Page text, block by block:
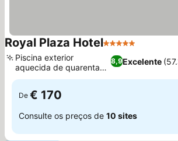
Royal Plaza Hotel5 Estrelas
8,9Excelente
Piscina exterior
aquecida de quarenta
metros
De € 170
Consulte os preços de 10 sites